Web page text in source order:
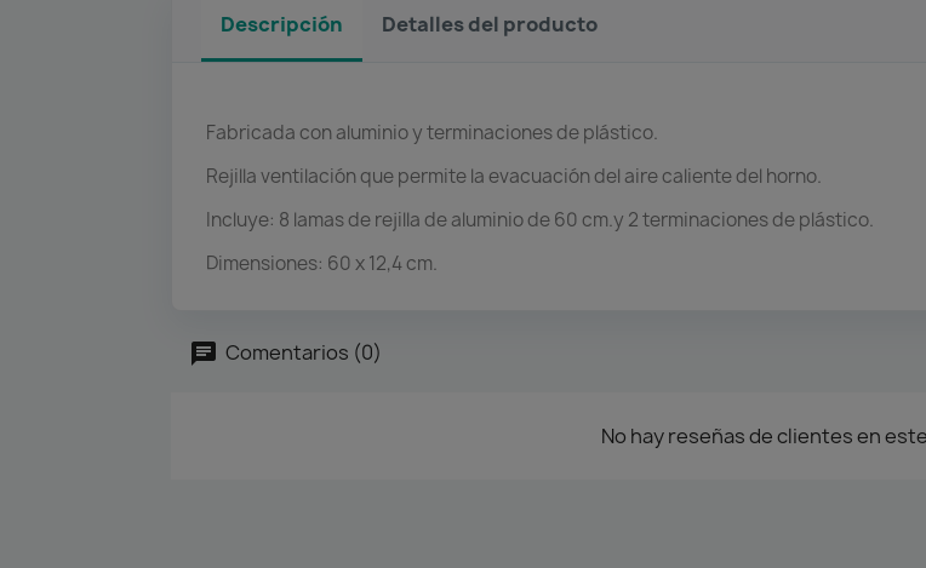
Descripción Detalles del producto
Fabricada con aluminio y terminaciones de plástico.
Rejilla ventilación que permite la evacuación del aire caliente del horno.
Incluye: 8 lamas de rejilla de aluminio de 60 cm.y 2 terminaciones de plástico.
Dimensiones: 60 x 12,4 cm.
Comentarios (0)
No hay reseñas de clientes en